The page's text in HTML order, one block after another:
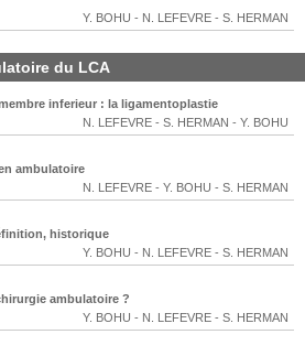
Y. BOHU - N. LEFEVRE - S. HERMAN
du LCA
inferieur : la ligamentoplastie
N. LEFEVRE - S. HERMAN - Y. BOHU
ambulatoire
N. LEFEVRE - Y. BOHU - S. HERMAN
historique
Y. BOHU - N. LEFEVRE - S. HERMAN
ambulatoire ?
Y. BOHU - N. LEFEVRE - S. HERMAN